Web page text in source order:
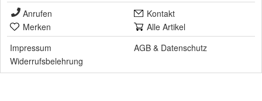
Anrufen
Kontakt
Merken
Alle Artikel
Impressum
AGB & Datenschutz
Widerrufsbelehrung